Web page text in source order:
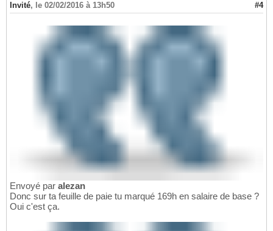
Invité, le 02/02/2016 à 13h50 #4
Envoyé par alezan
Donc sur ta feuille de paie tu marqué 169h en salaire de base ?
Oui c'est ça.